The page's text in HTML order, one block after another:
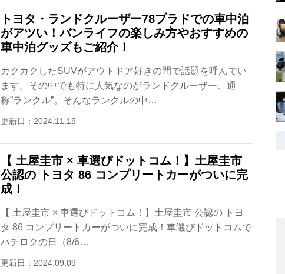
トヨタ・ランドクルーザー78プラドでの車中泊
がアツい！バンライフの楽しみ方やおすすめの
車中泊グッズもご紹介！
カクカクしたSUVがアウトドア好きの間で話題を呼んでい
ます。その中でも特に人気なのがランドクルーザー、通
称”ランクル”。そんなランクルの中…
更新日：2024.11.18
【 土屋圭市 × 車選びドットコム！】土屋圭市
公認の トヨタ 86 コンプリートカーがついに完
成！
【 土屋圭市 × 車選びドットコム！】土屋圭市 公認の トヨ
タ 86 コンプリートカーがついに完成！車選びドットコムで
ハチロクの日（8/6…
更新日：2024.09.09